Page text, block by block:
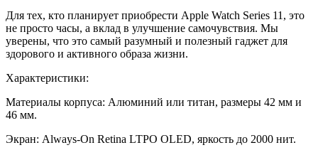
Для тех, кто планирует приобрести Apple Watch Series 11, это
не просто часы, а вклад в улучшение самочувствия. Мы
уверены, что это самый разумный и полезный гаджет для
здорового и активного образа жизни.
Характеристики:
Материалы корпуса: Алюминий или титан, размеры 42 мм и
46 мм.
Экран: Always-On Retina LTPO OLED, яркость до 2000 нит.